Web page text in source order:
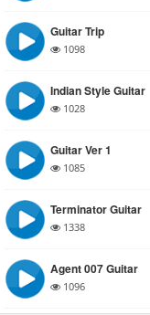
Guitar Trip
1098
Indian Style Guitar
1028
Guitar Ver 1
1085
Terminator Guitar
1338
Agent 007 Guitar
1096